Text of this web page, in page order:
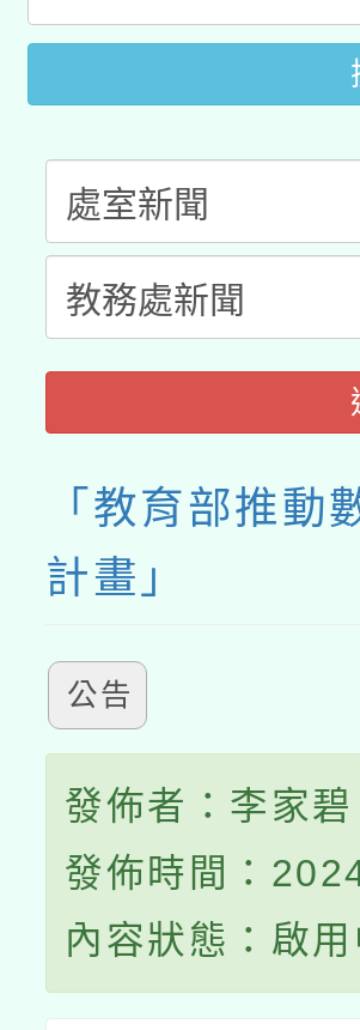
「教育部推動
計畫」
公告
發佈者：李家碧
發佈時間：
內容狀態：啟用